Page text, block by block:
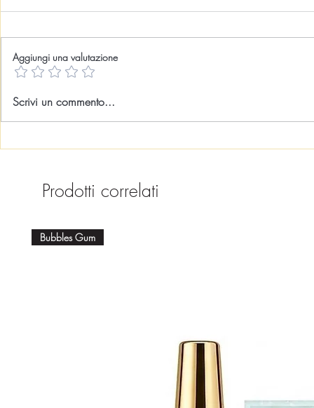
Aggiungi una valutazione
Scrivi un commento...
Prodotti correlati
Bubbles Gum